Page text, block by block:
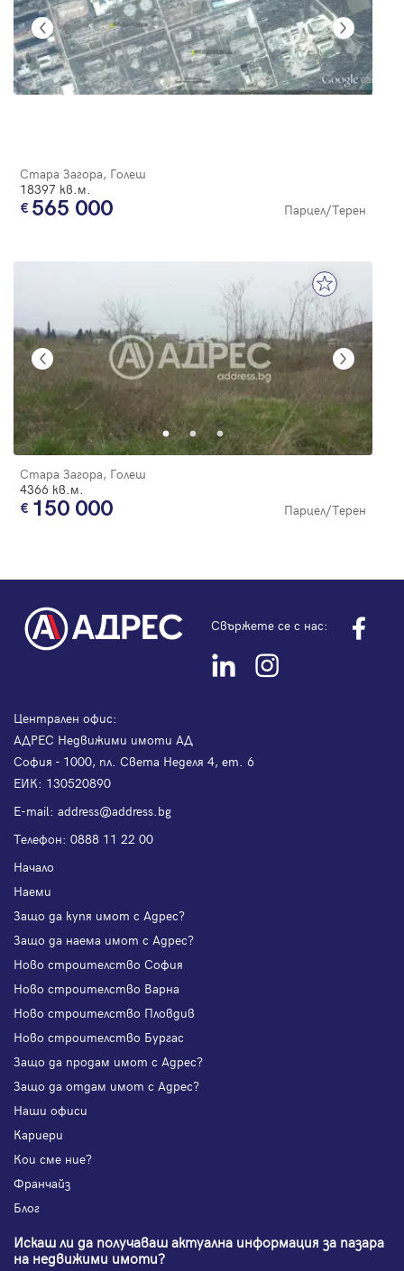
Стара Загора, Голеш
18397 кв.м.
565 000 Парцел/Терен
Стара Загора, Голеш
4366 кв.м.
150 000 Парцел/Терен
Свържете се с нас:
Централен офис:
АДРЕС Недвижими имоти АД
София - 1000, пл. Света Неделя 4, ет. 6
ЕИК: 130520890
Е-mail: address@address.bg
Телефон: 0888 11 22 00
Начало
Наеми
Защо да купя имот с Адрес?
Защо да наема имот с Адрес?
Ново строителство София
Ново строителство Варна
Ново строителство Пловдив
Ново строителство Бургас
Защо да продам имот с Адрес?
Защо да отдам имот с Адрес?
Наши офиси
Кариери
Кои сме ние?
Франчайз
Блог
Искаш ли да получаваш актуална информация за пазара
на недвижими имоти?